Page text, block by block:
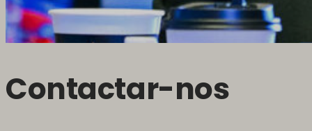
Contactar-nos